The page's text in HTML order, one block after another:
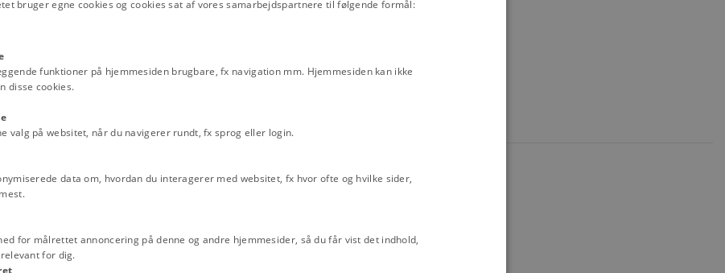
Tekst
bruger egne cookies og cookies sat af vores samarbejdspartnere til følgende formål:
funktioner på hjemmesiden brugbare, fx navigation mm. Hjemmesiden kan ikke
disse cookies.
valg på websitet, når du navigerer rundt, fx sprog eller login.
data om, hvordan du interagerer med websitet, fx hvor ofte og hvilke sider,
for målrettet annoncering på denne og andre hjemmesider, så du får vist det indhold,
for dig.